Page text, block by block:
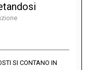
SI CONTANO IN